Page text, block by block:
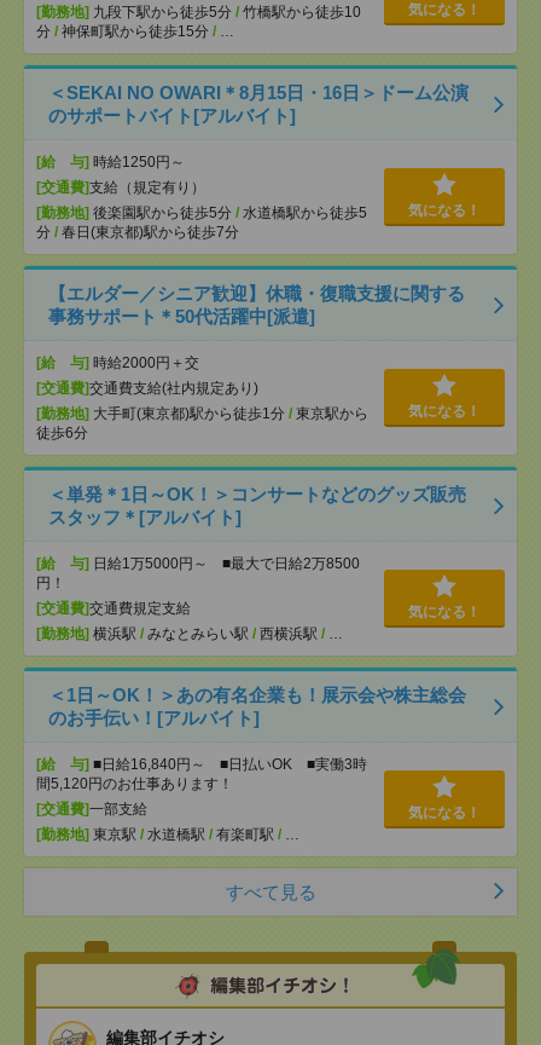
[勤務地] 九段下駅から徒歩5分 / 竹橋駅から徒歩10
分 / 神保町駅から徒歩15分 / …
気になる！
＜SEKAI NO OWARI＊8月15日・16日＞ドーム公演
のサポートバイト[アルバイト]
[給 与] 時給1250円～
[交通費]支給（規定有り）
[勤務地] 後楽園駅から徒歩5分 / 水道橋駅から徒歩5
分 / 春日(東京都)駅から徒歩7分
気になる！
【エルダー／シニア歓迎】休職・復職支援に関する
事務サポート＊50代活躍中[派遣]
[給 与] 時給2000円＋交
[交通費]交通費支給(社内規定あり)
[勤務地] 大手町(東京都)駅から徒歩1分 / 東京駅から
徒歩6分
気になる！
＜単発＊1日～OK！＞コンサートなどのグッズ販売
スタッフ＊[アルバイト]
[給 与] 日給1万5000円～ ■最大で日給2万8500
円！
[交通費]交通費規定支給
[勤務地] 横浜駅 / みなとみらい駅 / 西横浜駅 / …
気になる！
＜1日～OK！＞あの有名企業も！展示会や株主総会
のお手伝い！[アルバイト]
[給 与] ■日給16,840円～ ■日払いOK ■実働3時
間5,120円のお仕事あります！
[交通費]一部支給
[勤務地] 東京駅 / 水道橋駅 / 有楽町駅 / …
気になる！
すべて見る
編集部イチオシ